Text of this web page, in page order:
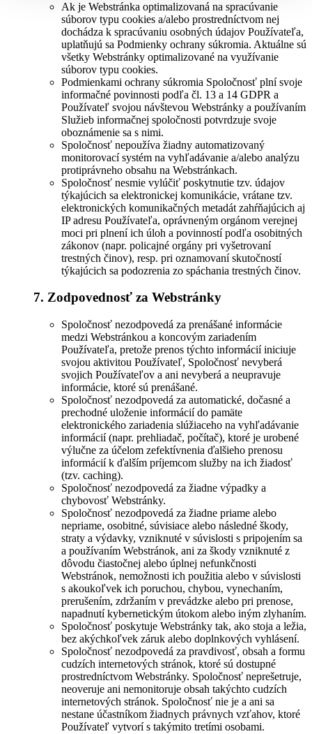
Ak je Webstránka optimalizovaná na spracúvanie
súborov typu cookies a/alebo prostredníctvom nej
dochádza k spracúvaniu osobných údajov Používateľa,
uplatňujú sa Podmienky ochrany súkromia. Aktuálne sú
všetky Webstránky optimalizované na využívanie
súborov typu cookies.
Podmienkami ochrany súkromia Spoločnosť plní svoje
informačné povinnosti podľa čl. 13 a 14 GDPR a
Používateľ svojou návštevou Webstránky a používaním
Služieb informačnej spoločnosti potvrdzuje svoje
oboznámenie sa s nimi.
Spoločnosť nepoužíva žiadny automatizovaný
monitorovací systém na vyhľadávanie a/alebo analýzu
protiprávneho obsahu na Webstránkach.
Spoločnosť nesmie vylúčiť poskytnutie tzv. údajov
týkajúcich sa elektronickej komunikácie, vrátane tzv.
elektronických komunikačných metadát zahŕňajúcich aj
IP adresu Používateľa, oprávneným orgánom verejnej
moci pri plnení ich úloh a povinností podľa osobitných
zákonov (napr. policajné orgány pri vyšetrovaní
trestných činov), resp. pri oznamovaní skutočností
týkajúcich sa podozrenia zo spáchania trestných činov.
7. Zodpovednosť za Webstránky
Spoločnosť nezodpovedá za prenášané informácie
medzi Webstránkou a koncovým zariadením
Používateľa, pretože prenos týchto informácií iniciuje
svojou aktivitou Používateľ, Spoločnosť nevyberá
svojich Používateľov a ani nevyberá a neupravuje
informácie, ktoré sú prenášané.
Spoločnosť nezodpovedá za automatické, dočasné a
prechodné uloženie informácií do pamäte
elektronického zariadenia slúžiaceho na vyhľadávanie
informácií (napr. prehliadač, počítač), ktoré je urobené
výlučne za účelom zefektívnenia ďalšieho prenosu
informácií k ďalším príjemcom služby na ich žiadosť
(tzv. caching).
Spoločnosť nezodpovedá za žiadne výpadky a
chybovosť Webstránky.
Spoločnosť nezodpovedá za žiadne priame alebo
nepriame, osobitné, súvisiace alebo následné škody,
straty a výdavky, vzniknuté v súvislosti s pripojením sa
a používaním Webstránok, ani za škody vzniknuté z
dôvodu čiastočnej alebo úplnej nefunkčnosti
Webstránok, nemožnosti ich použitia alebo v súvislosti
s akoukoľvek ich poruchou, chybou, vynechaním,
prerušením, zdržaním v prevádzke alebo pri prenose,
napadnutí kybernetickým útokom alebo iným zlyhaním.
Spoločnosť poskytuje Webstránky tak, ako stoja a ležia,
bez akýchkoľvek záruk alebo doplnkových vyhlásení.
Spoločnosť nezodpovedá za pravdivosť, obsah a formu
cudzích internetových stránok, ktoré sú dostupné
prostredníctvom Webstránky. Spoločnosť neprešetruje,
neoveruje ani nemonitoruje obsah takýchto cudzích
internetových stránok. Spoločnosť nie je a ani sa
nestane účastníkom žiadnych právnych vzťahov, ktoré
Používateľ vytvorí s takýmito tretími osobami.